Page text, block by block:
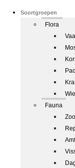
Soortgroepen
Flora
Fauna